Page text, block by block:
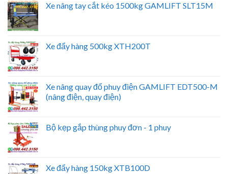
Xe nâng tay cắt kéo 1500kg GAMLIFT SLT15M
Xe đẩy hàng 500kg XTH200T
Xe nâng quay đổ phuy điện GAMLIFT EDT500-M
(nâng điện, quay điện)
Bộ kẹp gắp thùng phuy đơn - 1 phuy
Xe đẩy hàng 150kg XTB100D